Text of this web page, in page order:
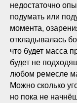
недостаточно
подумать или
момента,
откладывалась
что будет масса
будет не
любом ремесле
Можно сколько
но пока не